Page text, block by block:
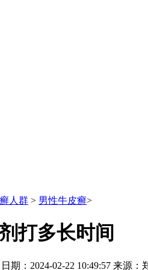
人群 > 男性牛皮癣>
打多长时间
期：2024-02-22 10:49:57 来源：